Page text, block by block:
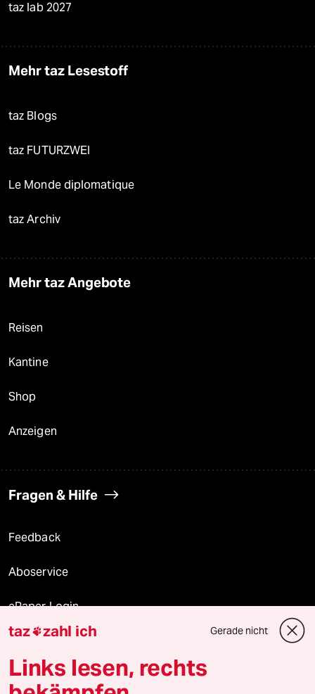
taz lab 2027
Mehr taz Lesestoff
taz Blogs
taz FUTURZWEI
Le Monde diplomatique
taz Archiv
Mehr taz Angebote
Reisen
Kantine
Shop
Anzeigen
Fragen & Hilfe
Feedback
Aboservice
ePaper Login
Downloads für Abonnierende
taz zahl ich Gerade nicht
Links lesen, rechts